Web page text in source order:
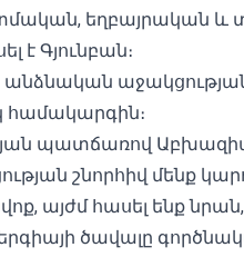
եղբայրական և
է Գյունբան։
աջակցության
պատճառով
շնորհիվ մենք
այժմ հասել ենք
ծավալը